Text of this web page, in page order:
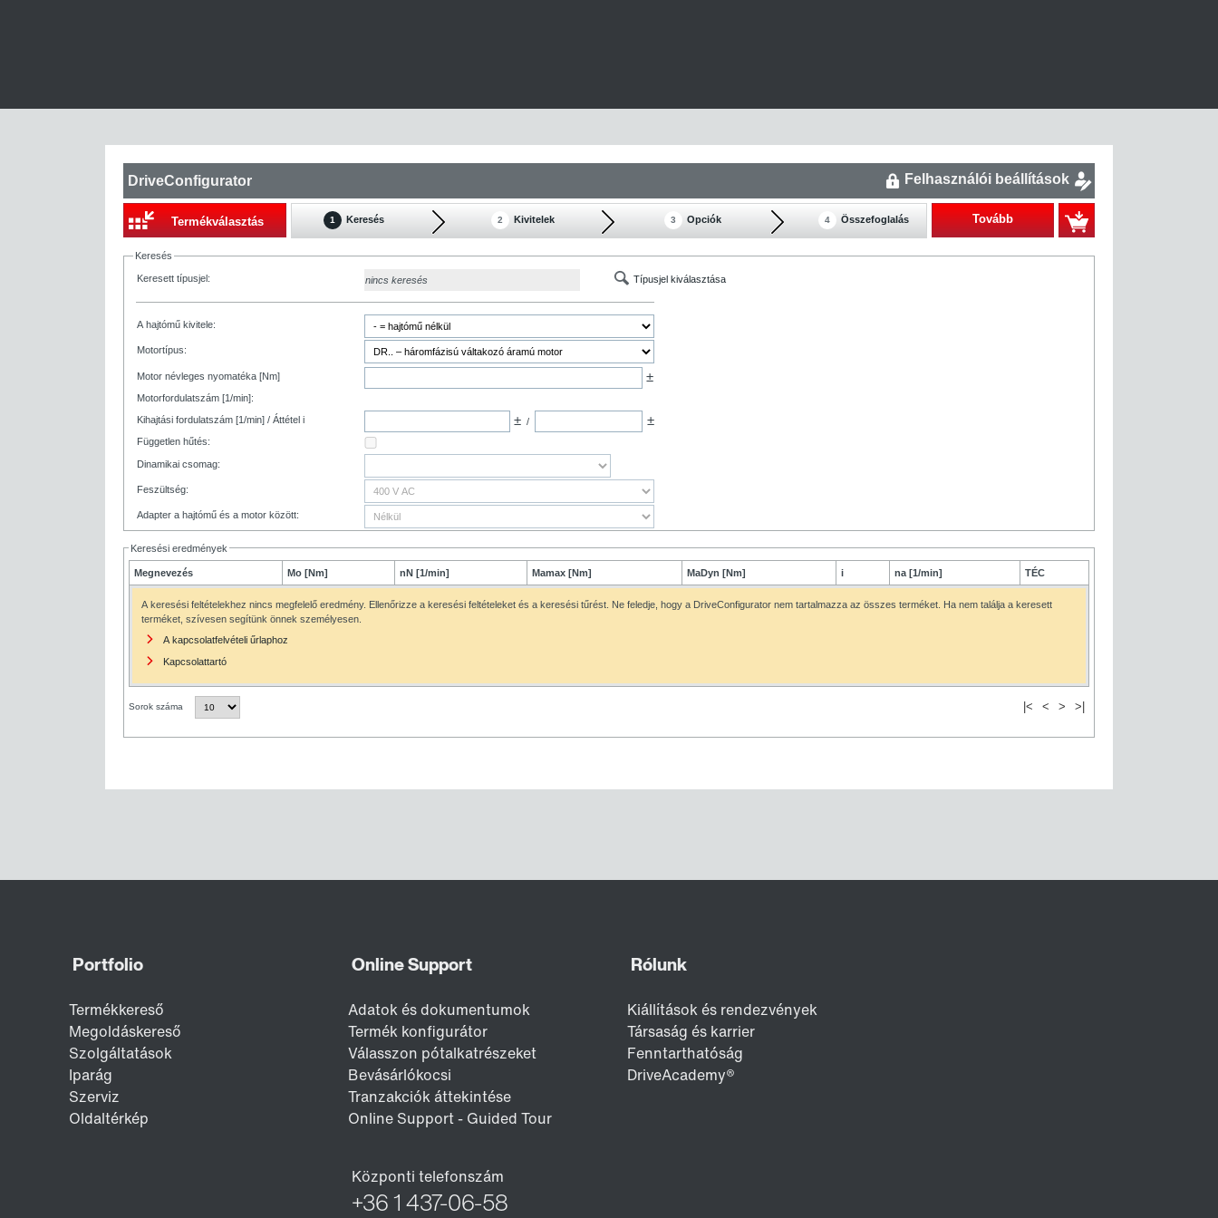
DriveConfigurator Felhasználói beállítások
Termékválasztás Tovább
1 Keresés 2 Kivitelek 3 Opciók 4 Összefoglalás
Keresés
Keresett típusjel: nincs keresés Típusjel kiválasztása
A hajtómű kivitele:
Motortípus:
Motor névleges nyomatéka [Nm] ±
Motorfordulatszám [1/min]:
Kihajtási fordulatszám [1/min] / Áttétel i
± / ±
Független hűtés:
Dinamikai csomag:
Feszültség:
Adapter a hajtómű és a motor között:
Keresési eredmények
Megnevezés Mo [Nm] nN [1/min] Mamax [Nm] MaDyn [Nm] i na [1/min] TÉC
A keresési feltételekhez nincs megfelelő eredmény. Ellenőrizze a keresési feltételeket és a keresési tűrést. Ne feledje, hogy a DriveConfigurator nem tartalmazza az összes terméket. Ha nem találja a keresett
terméket, szívesen segítünk önnek személyesen.
A kapcsolatfelvételi űrlaphoz
Kapcsolattartó
|< < > >|
Sorok száma